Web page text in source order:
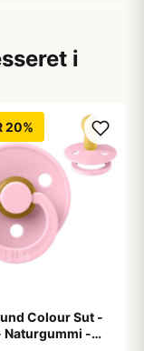
i
20%
Colour Sut -
Naturgummi -